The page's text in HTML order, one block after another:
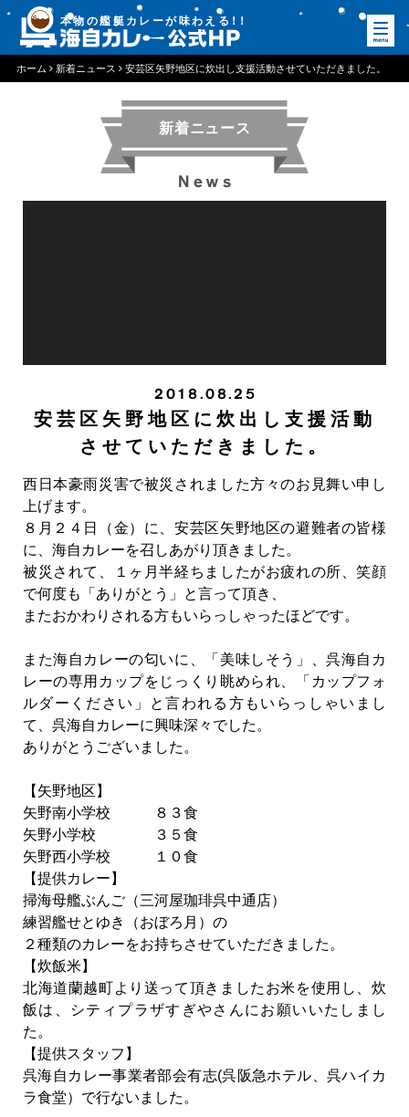
本物の艦艇カレーが味わえる ！！
ホーム 新着ニュース 安芸区矢野地区に炊出し支援活動させていただきました。
新着ニュース
News
2018.08.25
安芸区矢野地区に炊出し支援活動
させていただきました。
西日本豪雨災害で被災されました方々のお見舞い申し
上げます。
８月２４日（金）に、安芸区矢野地区の避難者の皆様
に、海自カレーを召しあがり頂きました。
被災されて、１ヶ月半経ちましたがお疲れの所、笑顔
で何度も「ありがとう」と言って頂き、
またおかわりされる方もいらっしゃったほどです。
また海自カレーの匂いに、「美味しそう」、呉海自カ
レーの専用カップをじっくり眺められ、「カップフォ
ルダーください」と言われる方もいらっしゃいまし
て、呉海自カレーに興味深々でした。
ありがとうございました。
【矢野地区】
矢野南小学校 ８３食
矢野小学校 ３５食
矢野西小学校 １０食
【提供カレー】
掃海母艦ぶんご（三河屋珈琲呉中通店）
練習艦せとゆき（おぼろ月）の
２種類のカレーをお持ちさせていただきました。
【炊飯米】
北海道蘭越町より送って頂きましたお米を使用し、炊
飯は、シティプラザすぎやさんにお願いいたしまし
た。
【提供スタッフ】
呉海自カレー事業者部会有志(呉阪急ホテル、呉ハイカ
ラ食堂）で行ないました。